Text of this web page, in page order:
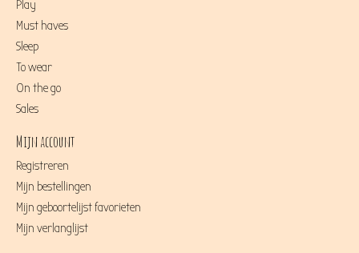
Play
Must haves
Sleep
To wear
On the go
Sales
Mijn account
Registreren
Mijn bestellingen
Mijn geboortelijst favorieten
Mijn verlanglijst